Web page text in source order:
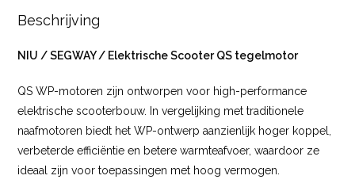
Beschrijving
NIU / SEGWAY / Elektrische Scooter QS tegelmotor
QS WP-motoren zijn ontworpen voor high-performance
elektrische scooterbouw. In vergelijking met traditionele
naafmotoren biedt het WP-ontwerp aanzienlijk hoger koppel,
verbeterde efficiëntie en betere warmteafvoer, waardoor ze
ideaal zijn voor toepassingen met hoog vermogen.